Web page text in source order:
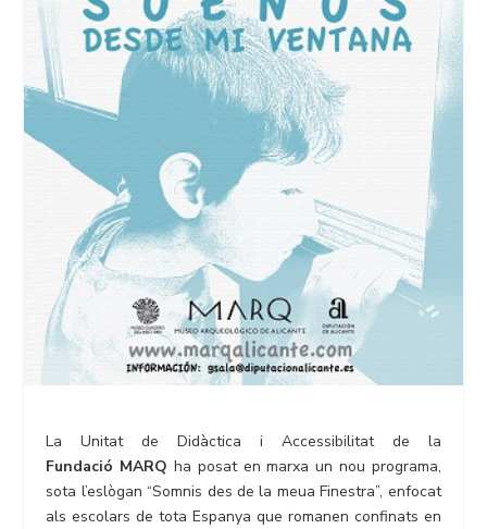
La Unitat de Didàctica i Accessibilitat de la
Fundació MARQ ha posat en marxa un nou programa,
sota l’eslògan “Somnis des de la meua Finestra”, enfocat
als escolars de tota Espanya que romanen confinats en